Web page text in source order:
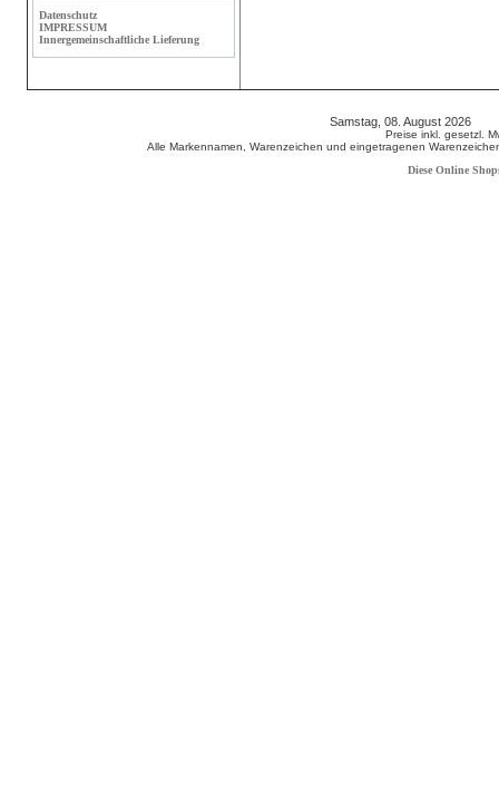
Datenschutz
IMPRESSUM
Innergemeinschaftliche Lieferung
Samstag, 08. August 2026
Preise inkl. gesetzl.
Alle Markennamen, Warenzeichen und eingetragenen
Diese Online